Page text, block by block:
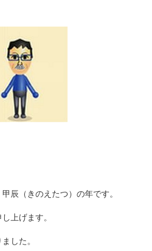
辰（きのえたつ）の年です。
上げます。
した。